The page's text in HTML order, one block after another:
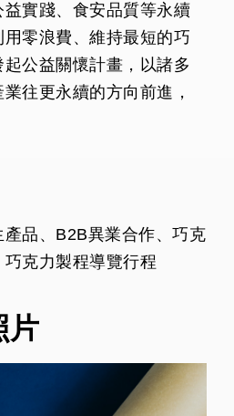
實踐、食安品質等永續
零浪費、維持最短的巧
公益關懷計畫，以諸多
往更永續的方向前進，
品、B2B異業合作、巧克
克力製程導覽行程
片